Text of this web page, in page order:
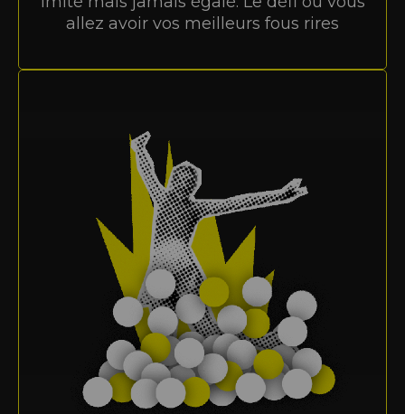
allez avoir vos meilleurs fous rires